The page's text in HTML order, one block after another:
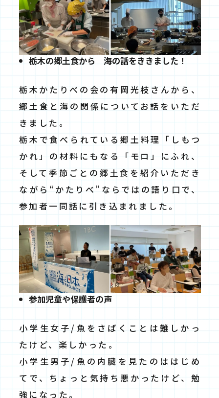
栃木の郷土食から 海の話をききました！
栃木かたりべの会の有岡光枝さんから、
郷土食と海の関係についてお話をいただ
きました。
栃木で食べられている郷土料理「しもつ
かれ」の材料にもなる「モロ」にふれ、
そして季節ごとの郷土食を紹介いただき
ながら“かたりべ”ならではの語り口で、
参加者一同話に引き込まれました。
参加児童や保護者の声
⼩学⽣⼥⼦/魚をさばくことは難しかっ
たけど、楽しかった。
⼩学⽣男⼦/魚の内臓を見たのははじめ
てで、ちょっと気持ち悪かったけど、勉
強になった。